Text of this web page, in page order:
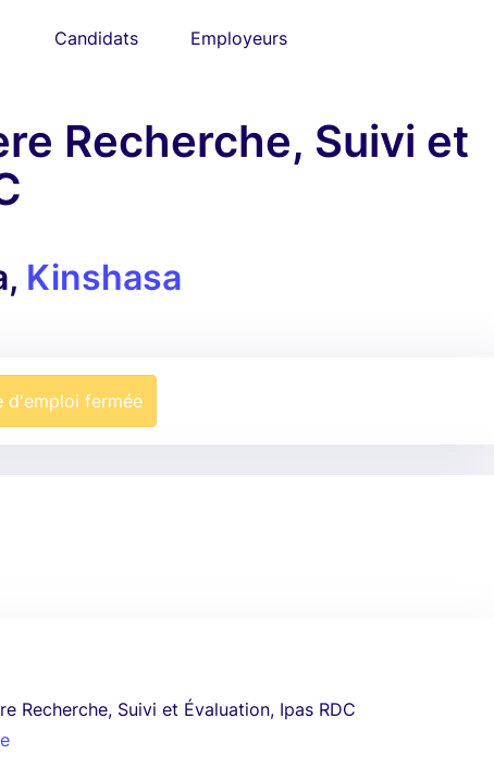
Candidats Employeurs
Recherche, Suivi et
Kinshasa
d'emploi fermée
Recherche, Suivi et Évaluation, Ipas RDC